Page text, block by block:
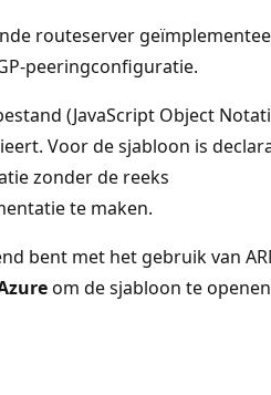
routeserver
peeringconfiguratie.
(JavaScript Object
Voor de sjabloon is
zonder de reeks
te maken.
bent met het gebruik van
om de sjabloon te